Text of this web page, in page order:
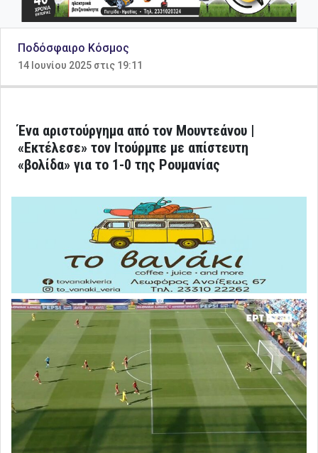
Ποδόσφαιρο Κόσμος
14 Ιουνίου 2025 στις 19:11
Ένα αριστούργημα από τον Μουντεάνου |
«Εκτέλεσε» τον Ιτούρμπε με απίστευτη
«βολίδα» για το 1-0 της Ρουμανίας